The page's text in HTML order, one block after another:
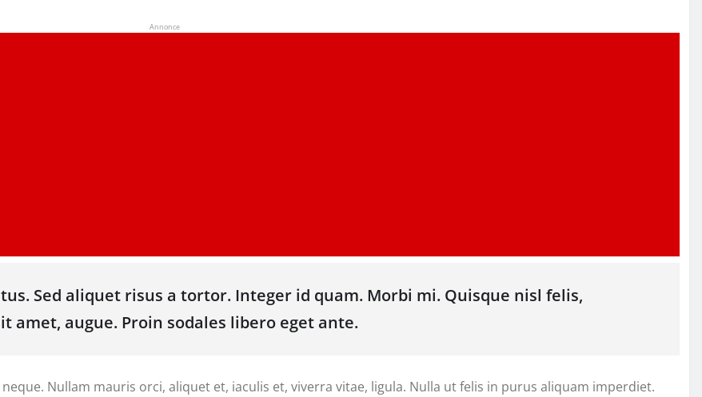
Annonce
Sed aliquet risus a tortor. Integer id quam. Morbi mi. Quisque nisl felis,
augue. Proin sodales libero eget ante.
Nullam mauris orci, aliquet et, iaculis et, viverra vitae, ligula. Nulla ut felis in purus aliquam imperdiet.